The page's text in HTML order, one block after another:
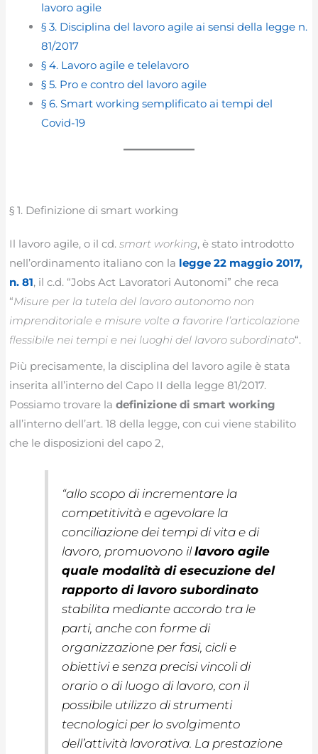
lavoro agile
§ 3. Disciplina del lavoro agile ai sensi della legge n.
81/2017
§ 4. Lavoro agile e telelavoro
§ 5. Pro e contro del lavoro agile
§ 6. Smart working semplificato ai tempi del
Covid-19
§ 1. Definizione di smart working
Il lavoro agile, o il cd.smart working, è stato introdotto
nell’ordinamento italiano con la legge 22 maggio 2017,
n. 81, il c.d. “Jobs Act Lavoratori Autonomi” che reca
“Misure per la tutela del lavoro autonomo non
imprenditoriale e misure volte a favorire l’articolazione
flessibile nei tempi e nei luoghi del lavoro subordinato“.
Più precisamente, la disciplina del lavoro agile è stata
inserita all’interno del Capo II della legge 81/2017.
Possiamo trovare ladefinizione di smart working
all’interno dell’art. 18 della legge, con cui viene stabilito
che le disposizioni del capo 2,
“allo scopo di incrementare la
competitività e agevolare la
conciliazione dei tempi di vita e di
lavoro, promuovono illavoro agile
quale modalità di esecuzione del
rapporto di lavoro subordinato
stabilita mediante accordo tra le
parti, anche con forme di
organizzazione per fasi, cicli e
obiettivi e senza precisi vincoli di
orario o di luogo di lavoro, con il
possibile utilizzo di strumenti
tecnologici per lo svolgimento
dell’attività lavorativa. La prestazione